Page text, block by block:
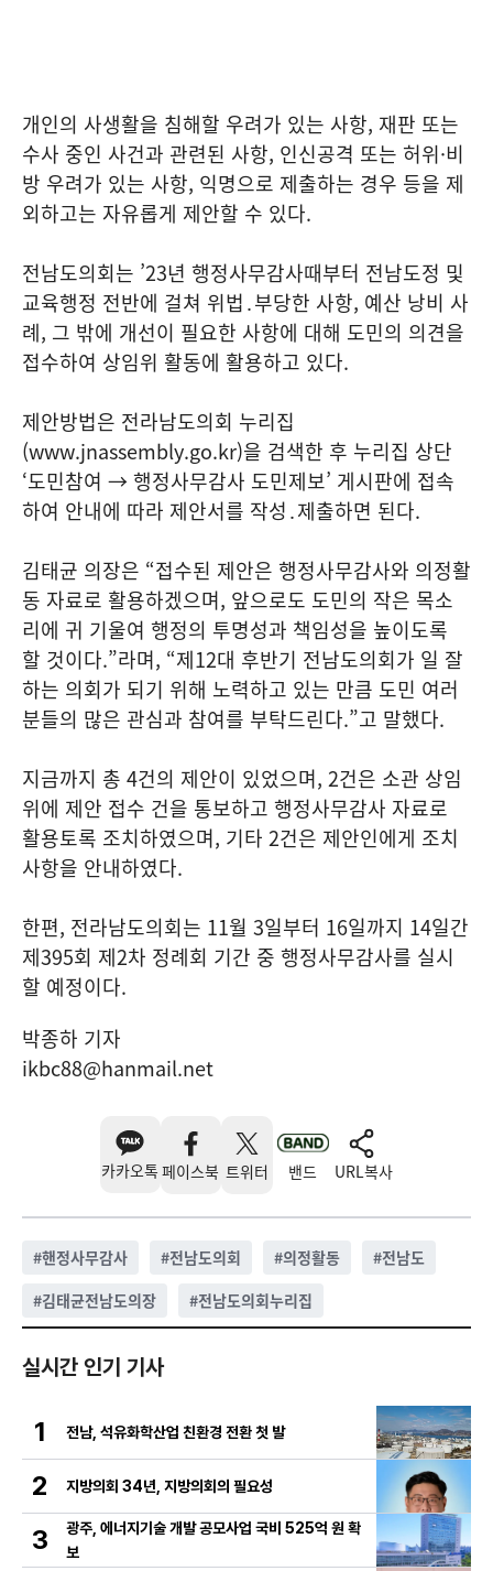
개인의 사생활을 침해할 우려가 있는 사항, 재판 또는
수사 중인 사건과 관련된 사항, 인신공격 또는 허위·비
방 우려가 있는 사항, 익명으로 제출하는 경우 등을 제
외하고는 자유롭게 제안할 수 있다.
전남도의회는 ’23년 행정사무감사때부터 전남도정 및
교육행정 전반에 걸쳐 위법․부당한 사항, 예산 낭비 사
례, 그 밖에 개선이 필요한 사항에 대해 도민의 의견을
접수하여 상임위 활동에 활용하고 있다.
제안방법은 전라남도의회 누리집
(www.jnassembly.go.kr)을 검색한 후 누리집 상단
‘도민참여 → 행정사무감사 도민제보’ 게시판에 접속
하여 안내에 따라 제안서를 작성․제출하면 된다.
김태균 의장은 “접수된 제안은 행정사무감사와 의정활
동 자료로 활용하겠으며, 앞으로도 도민의 작은 목소
리에 귀 기울여 행정의 투명성과 책임성을 높이도록
할 것이다.”라며, “제12대 후반기 전남도의회가 일 잘
하는 의회가 되기 위해 노력하고 있는 만큼 도민 여러
분들의 많은 관심과 참여를 부탁드린다.”고 말했다.
지금까지 총 4건의 제안이 있었으며, 2건은 소관 상임
위에 제안 접수 건을 통보하고 행정사무감사 자료로
활용토록 조치하였으며, 기타 2건은 제안인에게 조치
사항을 안내하였다.
한편, 전라남도의회는 11월 3일부터 16일까지 14일간
제395회 제2차 정례회 기간 중 행정사무감사를 실시
할 예정이다.
박종하 기자
ikbc88@hanmail.net
카카오톡 페이스북 트위터 밴드 URL복사
#핸정사무감사 #전남도의회 #의정활동 #전남도
#김태균전남도의장 #전남도의회누리집
실시간 인기 기사
1 전남, 석유화학산업 친환경 전환 첫 발
2 지방의회 34년, 지방의회의 필요성
3
광주, 에너지기술 개발 공모사업 국비 525억 원 확
보